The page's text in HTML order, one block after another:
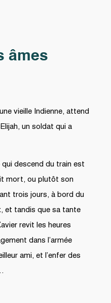
âmes
vieille Indienne, attend
un soldat qui a
qui descend du train est
mort, ou plutôt son
trois jours, à bord du
et tandis que sa tante
revit les heures
dans l’armée
ami, et l’enfer des